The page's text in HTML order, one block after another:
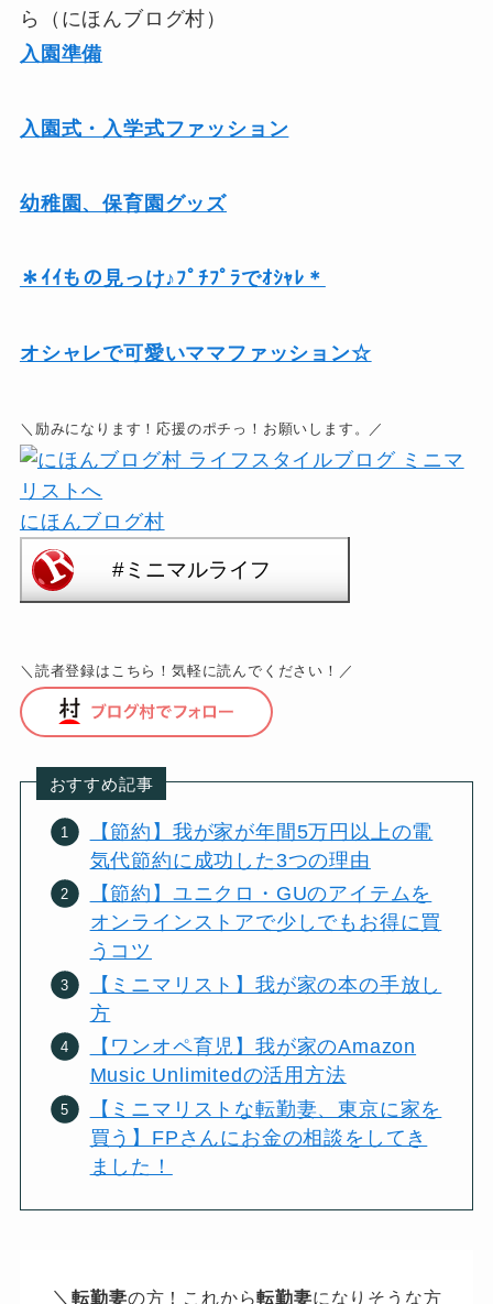
ら（にほんブログ村）
入園準備
入園式・入学式ファッション
幼稚園、保育園グッズ
＊ｲｲもの見っけ♪ﾌﾟﾁﾌﾟﾗでｵｼｬﾚ＊
オシャレで可愛いママファッション☆
＼励みになります！応援のポチっ！お願いします。／
にほんブログ村
＼読者登録はこちら！気軽に読んでください！／
おすすめ記事
【節約】我が家が年間5万円以上の電
気代節約に成功した3つの理由
【節約】ユニクロ・GUのアイテムを
オンラインストアで少しでもお得に買
うコツ
【ミニマリスト】我が家の本の手放し
方
【ワンオペ育児】我が家のAmazon
Music Unlimitedの活用方法
【ミニマリストな転勤妻、東京に家を
買う】FPさんにお金の相談をしてき
ました！
＼転勤妻の方！これから転勤妻になりそうな方